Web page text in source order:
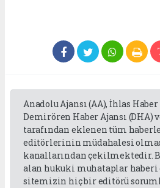
Anadolu Ajansı (AA), İhlas Haber
Demirören Haber Ajansı (DHA)
tarafından eklenen tüm
editörlerinin müdahalesi
kanallarından çekilmektedir.
alan hukuki muhataplar haberi
sitemizin hiç bir editörü